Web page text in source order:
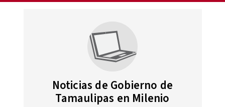
Noticias de Gobierno de
Tamaulipas en Milenio